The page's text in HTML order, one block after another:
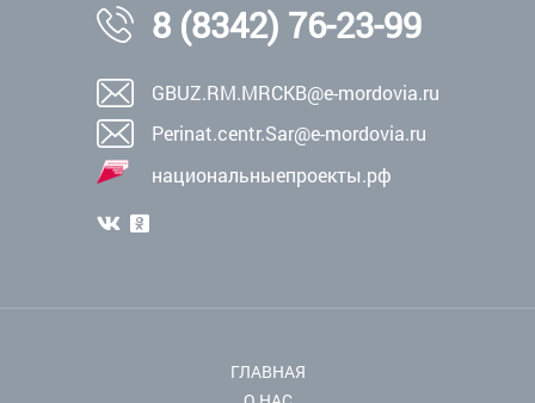
8 (8342) 76-23-99
GBUZ.RM.MRCKB@e-mordovia.ru
Perinat.centr.Sar@e-mordovia.ru
национальныепроекты.рф
ГЛАВНАЯ